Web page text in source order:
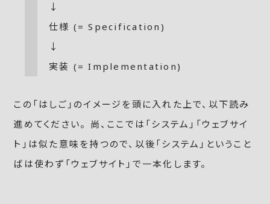
↓
仕様 (= Specification)
↓
実装 (= Implementation)
この「はしご」のイメージを頭に入れた上で、以下読み
進めてください。 尚、ここでは「システム」「ウェブサイ
ト」は似た意味を持つので、以後「システム」ということ
ばは使わず「ウェブサイト」で一本化します。